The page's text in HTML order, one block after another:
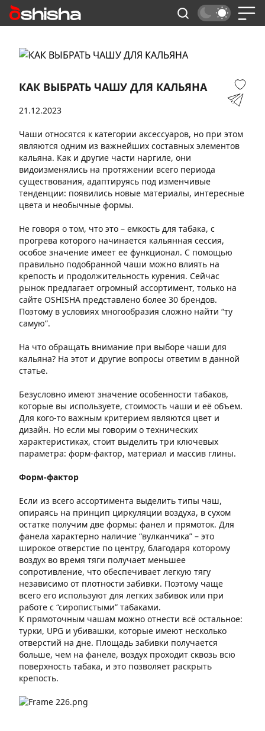
КАК ВЫБРАТЬ ЧАШУ ДЛЯ КАЛЬЯНА
21.12.2023
Чаши относятся к категории аксессуаров, но при этом
являются одним из важнейших составных элементов
кальяна. Как и другие части наргиле, они
видоизменялись на протяжении всего периода
существования, адаптируясь под изменчивые
тенденции: появились новые материалы, интересные
цвета и необычные формы.
Не говоря о том, что это – емкость для табака, с
прогрева которого начинается кальянная сессия,
особое значение имеет ее функционал. С помощью
правильно подобранной чаши можно влиять на
крепость и продолжительность курения. Сейчас
рынок предлагает огромный ассортимент, только на
сайте OSHISHA представлено более 30 брендов.
Поэтому в условиях многообразия сложно найти “ту
самую”.
На что обращать внимание при выборе чаши для
кальяна? На этот и другие вопросы ответим в данной
статье.
Безусловно имеют значение особенности табаков,
которые вы используете, стоимость чаши и её объем.
Для кого-то важным критерием являются цвет и
дизайн. Но если мы говорим о технических
характеристиках, стоит выделить три ключевых
параметра: форм-фактор, материал и массив глины.
Форм-фактор
Если из всего ассортимента выделить типы чаш,
опираясь на принцип циркуляции воздуха, в сухом
остатке получим две формы: фанел и прямоток. Для
фанела характерно наличие “вулканчика” – это
широкое отверстие по центру, благодаря которому
воздух во время тяги получает меньшее
сопротивление, что обеспечивает легкую тягу
независимо от плотности забивки. Поэтому чаще
всего его используют для легких забивок или при
работе с “сиропистыми” табаками.
К прямоточным чашам можно отнести всё остальное:
турки, UPG и убивашки, которые имеют несколько
отверстий на дне. Площадь забивки получается
больше, чем на фанеле, воздух проходит сквозь всю
поверхность табака, и это позволяет раскрыть
крепость.